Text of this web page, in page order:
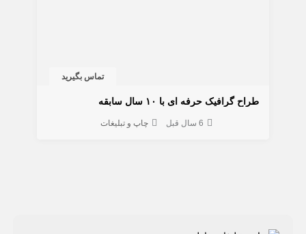
تماس بگیرید
طراح گرافیک حرفه ای با ۱۰ سال سابقه
6 سال قبل چاپ و تبلیغات